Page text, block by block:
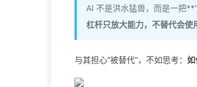
AI 不是洪水猛兽，而是一把
杠杆只放大能力，不替代会使
与其担心“被替代”，不如思考： 如